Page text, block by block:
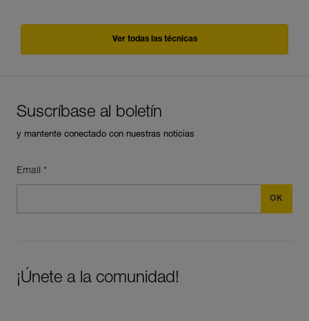
Ver todas las técnicas
Suscríbase al boletín
y mantente conectado con nuestras noticias
Email *
¡Únete a la comunidad!